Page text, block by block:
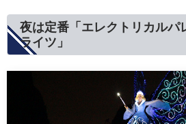
夜は定番「エレクトリカルパ
ライツ」